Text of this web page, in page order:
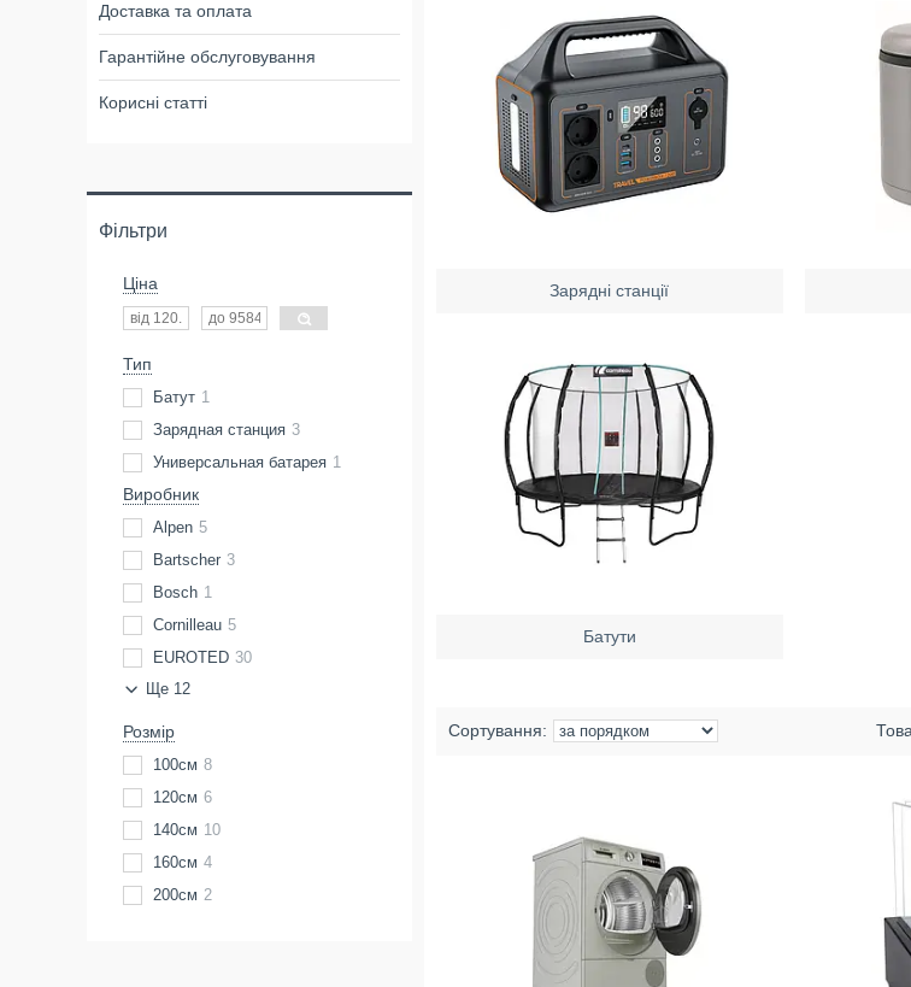
Зарядні станції
Батути
Доставка та оплата
Гарантійне обслуговування
Корисні статті
Фільтри
Ціна
Тип
Батут 1
Зарядная станция 3
Универсальная батарея 1
Виробник
Alpen 5
Bartscher 3
Bosch 1
Cornilleau 5
EUROTED 30
Ще 12
Розмір
100см 8
120см 6
140см 10
160см 4
200см 2